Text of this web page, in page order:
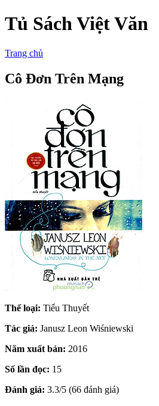
Tủ Sách Việt Văn
Trang chủ
Cô Đơn Trên Mạng
Thể loại: Tiểu Thuyết
Tác giả: Janusz Leon Wiśniewski
Năm xuất bản: 2016
Số lần đọc: 15
Đánh giá: 3.3/5 (66 đánh giá)